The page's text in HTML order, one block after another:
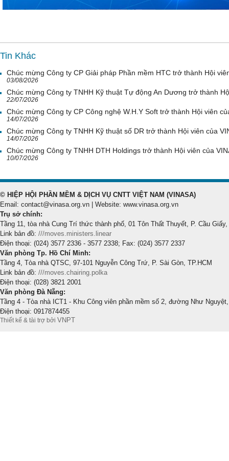
Tin Khác
Chúc mừng Công ty CP Giải pháp Phần mềm HTC trở thành Hội
03/08/2026
Chúc mừng Công ty TNHH Kỹ thuật Tự động An Dương trở thành
22/07/2026
Chúc mừng Công ty CP Công nghệ W.H.Y Soft trở thành Hội viên
14/07/2026
Chúc mừng Công ty TNHH Kỹ thuật số DR trở thành Hội viên của
14/07/2026
Chúc mừng Công ty TNHH DTH Holdings trở thành Hội viên của
10/07/2026
© HIỆP HỘI PHẦN MỀM & DỊCH VỤ CNTT VIỆT NAM (VINASA)
Email: contact@vinasa.org.vn | Website: www.vinasa.org.vn
Trụ sở chính:
Tầng 11, tòa nhà Cung Trí thức thành phố, 01 Tôn Thất Thuyết, P. Cầu Giấy,
Link bản đồ: ///moves.ministers.linear
Điện thoại: (024) 3577 2336 - 3577 2338; Fax: (024) 3577 2337
Văn phòng Tp. Hồ Chí Minh:
Tầng 4, Tòa nhà QTSC, 97-101 Nguyễn Công Trứ, P. Sài Gòn, TP.HCM
Link bản đồ: ///moves.chairing.polka
Điện thoại: (028) 3821 2001
Văn phòng Đà Nẵng:
Tầng 4 - Tòa nhà ICT1 - Khu Công viên phần mềm số 2, đường Như
Điện thoại: 0917874455
Thiết kế & tài trợ bởi VNPT